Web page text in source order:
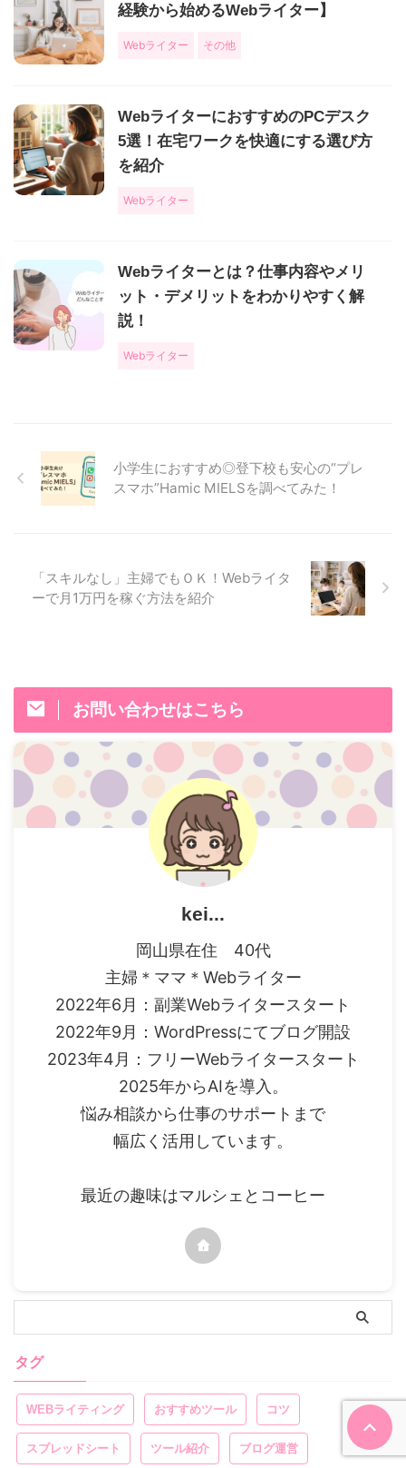
経験から始めるWebライター】
Webライター その他
WebライターにおすすめのPCデスク
5選！在宅ワークを快適にする選び方
を紹介
Webライター
Webライターとは？仕事内容やメリ
ット・デメリットをわかりやすく解
説！
Webライター
小学生におすすめ◎登下校も安心の“プレ
スマホ”Hamic MIELSを調べてみた！
「スキルなし」主婦でもＯＫ！Webライタ
ーで月1万円を稼ぐ方法を紹介
お問い合わせはこちら
kei...
岡山県在住 40代
主婦＊ママ＊Webライター
2022年6月：副業Webライタースタート
2022年9月：WordPressにてブログ開設
2023年4月：フリーWebライタースタート
2025年からAIを導入。
悩み相談から仕事のサポートまで
幅広く活用しています。
最近の趣味はマルシェとコーヒー
タグ
WEBライティング おすすめツール コツ
スプレッドシート ツール紹介 ブログ運営